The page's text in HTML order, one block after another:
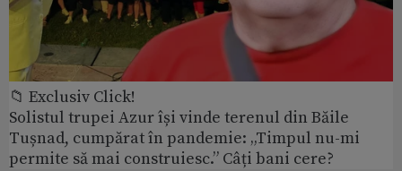
📁 Exclusiv Click!
Solistul trupei Azur își vinde terenul din Băile
Tușnad, cumpărat în pandemie: „Timpul nu-mi
permite să mai construiesc.” Câți bani cere?